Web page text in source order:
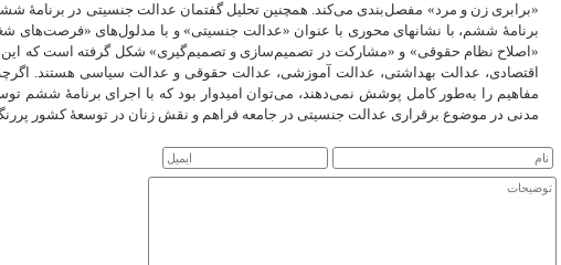
«برابری زن و مرد» مفصل‌بندی می‌کند. همچنین تحلیل گفتمان عدالت جنسیتی در برنامۀ
برنامۀ ششم، با نشانه­ای محوری با عنوان «عدالت جنسیتی» و با مدلول‌های «فرصت‌های
«اصلاح نظام حقوقی» و «مشارکت در تصمیم‌سازی و تصمیم‌گیری» شکل گرفته است که این
اقتصادی، عدالت بهداشتی، عدالت آموزشی، عدالت حقوقی و عدالت سیاسی هستند. اگرچه
مفاهیم را به‌طور کامل پوشش نمی‌دهند، می‌توان امیدوار بود که با اجرای برنامۀ ششم
مدنی در موضوع برقراری عدالت جنسیتی در جامعه فراهم و نقش زنان در توسعۀ کشور